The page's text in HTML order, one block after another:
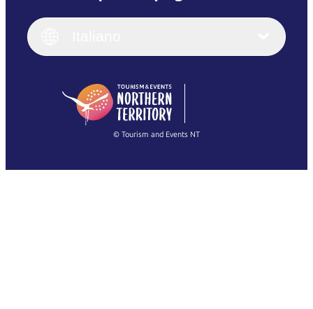
English
(Singapore)
Français
Italiano
繁體中文
© Tourism and Events NT